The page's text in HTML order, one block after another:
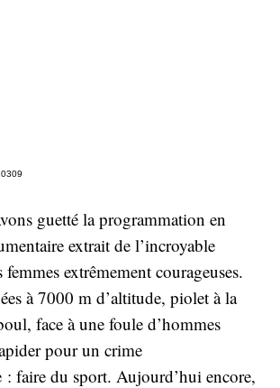
guetté la programmation en
extrait de l’incroyable
femmes extrêmement courageuses.
à 7000 m d’altitude, piolet à la
face à une foule d’hommes
pour un crime
faire du sport. Aujourd’hui encore,